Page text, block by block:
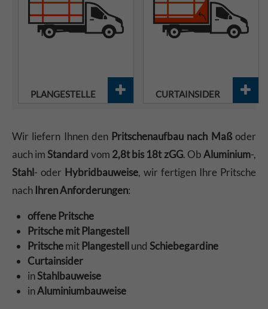
PLANGESTELLE CURTAINSIDER
Wir liefern Ihnen den Pritschenaufbau nach Maßoder
auch im Standard vom 2,8t bis 18t zGG. ObAluminium-,
Stahl- oder Hybridbauweise, wir fertigen Ihre Pritsche
nach Ihren Anforderungen:
offene Pritsche
Pritsche mit Plangestell
Pritschemit Plangestell und Schiebegardine
Curtainsider
inStahlbauweise
inAluminiumbauweise